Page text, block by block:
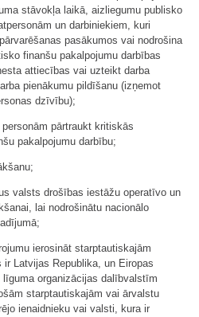
stāvokļa laikā, aizliegumu publisko
un darbiniekiem, kuri
pasākumos vai nodrošina
finanšu pakalpojumu darbības
attiecības vai uzteikt darba
pienākumu pildīšanu (izņemot
dzīvību);
pārtraukt kritiskās
pakalpojumu darbību;
valsts drošības iestāžu operatīvo un
lai nodrošinātu nacionālo
ierosināt starptautiskajām
Latvijas Republika, un Eiropas
organizācijas dalībvalstīm
starptautiskajām vai ārvalstu
ienaidnieku vai valsti, kura ir